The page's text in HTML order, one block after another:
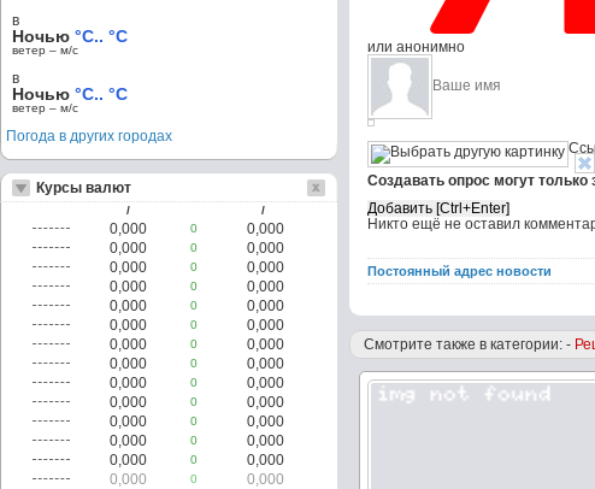
или анонимно
Создавать опрос могут
Никто ещё не оставил
Постоянный адрес новости
Смотрите также в категории: -
в
Ночью °C.. °C
ветер – м/c
в
Ночью °C.. °C
ветер – м/c
Погода в других городах
Курсы валют
/ /
0,000 0
0,000
0,000
0
0,000
0,000
0
0,000
0,000
0
0,000
0,000
0
0,000
0,000
0
0,000
0,000
0
0,000
0,000
0
0,000
0,000
0
0,000
0,000
0
0,000
0,000
0
0,000
0,000
0
0,000
0,000
0
0,000
0,000
0
0,000